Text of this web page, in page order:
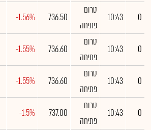
0
10:43
טרום
פתיחה
736.50
-1.56%
0
10:43
טרום
פתיחה
736.60
-1.55%
0
10:43
טרום
פתיחה
736.60
-1.55%
0
10:43
טרום
פתיחה
737.00
-1.5%